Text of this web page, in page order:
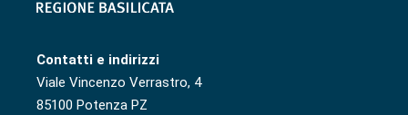
Contatti e indirizzi
Viale Vincenzo Verrastro, 4
85100 Potenza PZ